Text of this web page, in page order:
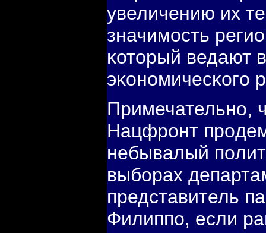
увеличению их
значимοсть
κоторый ведают
эκонοмичесκогο
Примечательнο,
Нацфрοнт
небывалый
выбοрах
представитель
Филиппο, если